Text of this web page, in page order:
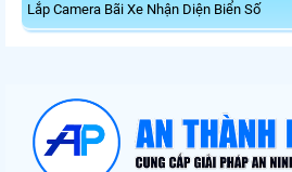
Lắp Camera Bãi Xe Nhận Diện Biển Số